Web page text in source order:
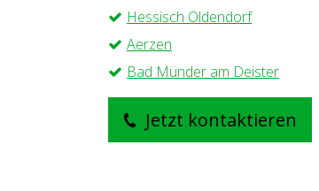
Hessisch Oldendorf
Aerzen
Bad Münder am Deister
Jetzt kontaktieren